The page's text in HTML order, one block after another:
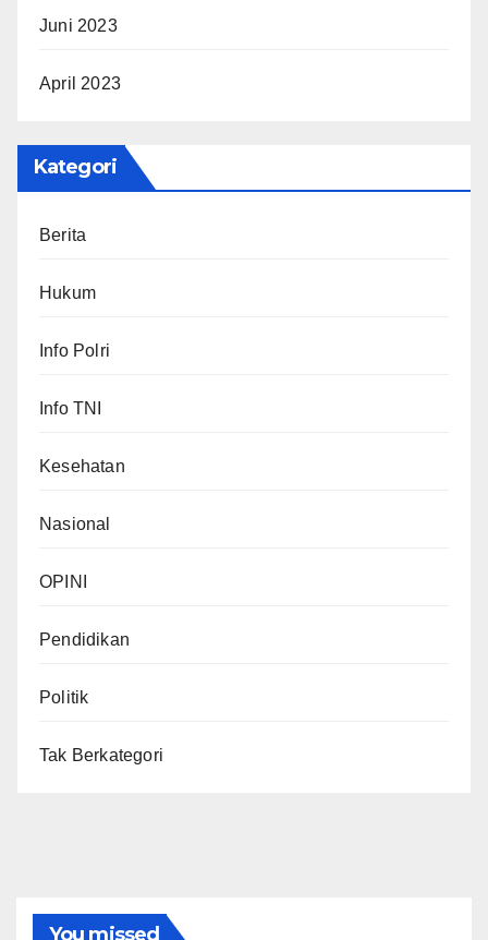
Juni 2023
April 2023
Kategori
Berita
Hukum
Info Polri
Info TNI
Kesehatan
Nasional
OPINI
Pendidikan
Politik
Tak Berkategori
You missed